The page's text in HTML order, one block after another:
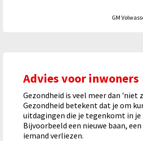
GM
Advies voor inwoners
Gezondheid is veel meer dan 'niet
Gezondheid betekent dat je om
uitdagingen die je tegenkomt in je
Bijvoorbeeld een nieuwe baan,
iemand verliezen.